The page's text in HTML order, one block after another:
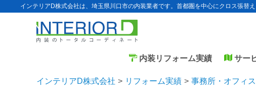
インテリアD株式会社は、埼玉県川口市の内装業者です。首都圏を中心にクロス張替
内装リフォーム実績 サー
インテリアD株式会社 リフォーム実績 事務所・オフィス